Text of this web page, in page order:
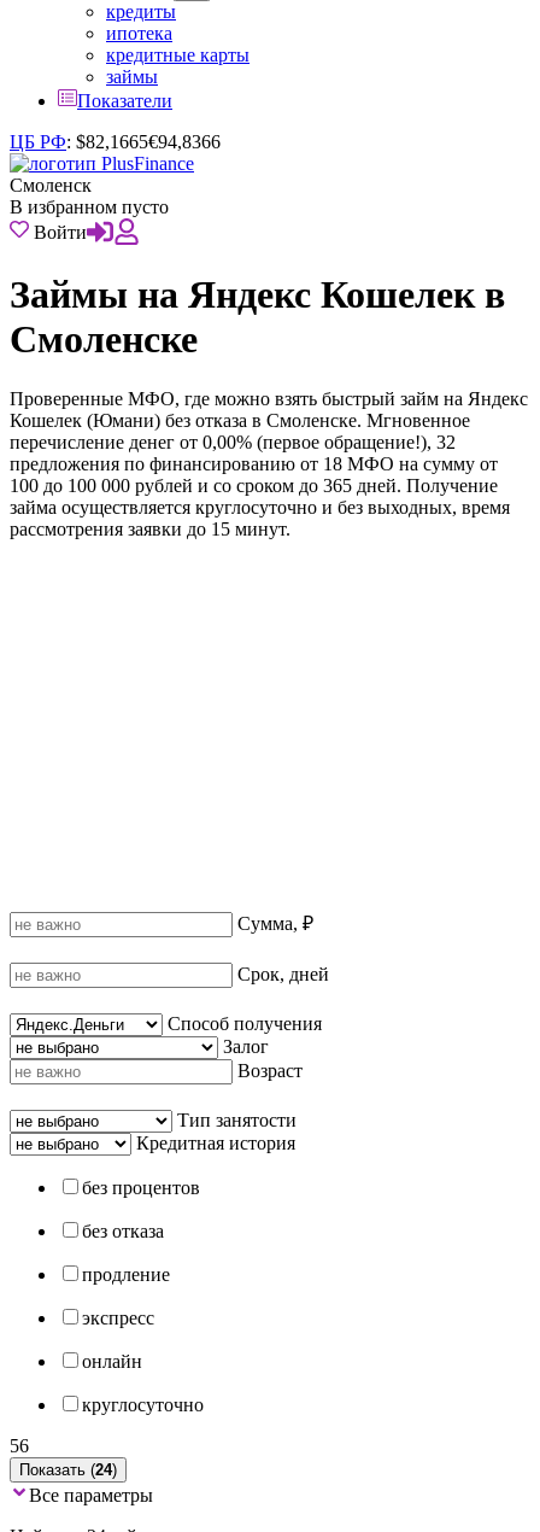
кредиты
ипотека
кредитные карты
займы
Показатели
ЦБ РФ: $82,1665€94,8366
Смоленск
В избранном пусто
Войти
Займы на Яндекс Кошелек в
Смоленске
Проверенные МФО, где можно взять быстрый займ на Яндекс
Кошелек (Юмани) без отказа в Смоленске. Мгновенное
перечисление денег от 0,00% (первое обращение!), 32
предложения по финансированию от 18 МФО на сумму от
100 до 100 000 рублей и со сроком до 365 дней. Получение
займа осуществляется круглосуточно и без выходных, время
рассмотрения заявки до 15 минут.
Сумма, ₽
Срок, дней
Способ получения
Залог
Возраст
Тип занятости
Кредитная история
без процентов
без отказа
продление
экспресс
онлайн
круглосуточно
56
Показать (24)
Все параметры